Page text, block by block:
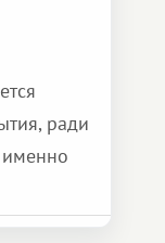
ради
именно